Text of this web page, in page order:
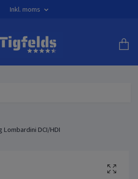
Inkl. moms
Lombardini DCI/HDI